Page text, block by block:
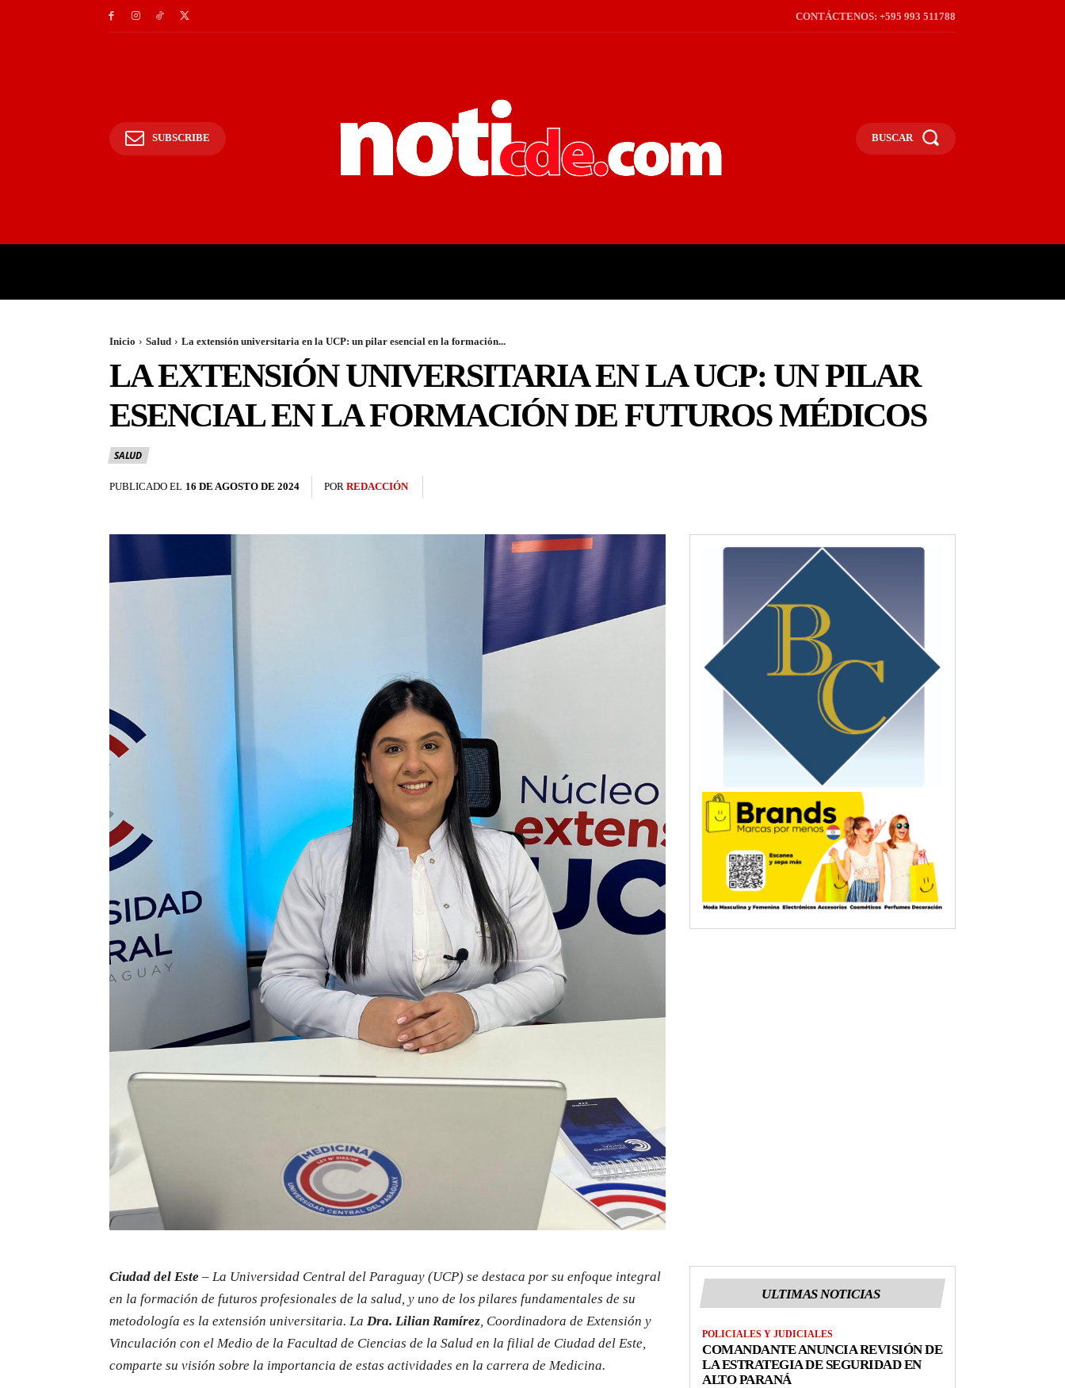
CONTÁCTENOS: +595 993 511788
SUBSCRIBE BUSCAR
Inicio Salud La extensión universitaria en la UCP: un pilar esencial en la formación...
LA EXTENSIÓN UNIVERSITARIA EN LA UCP: UN PILAR
ESENCIAL EN LA FORMACIÓN DE FUTUROS MÉDICOS
SALUD
PUBLICADO EL 16 DE AGOSTO DE 2024 POR REDACCIÓN
Ciudad del Este – La Universidad Central del Paraguay (UCP) se destaca por su enfoque integral
en la formación de futuros profesionales de la salud, y uno de los pilares fundamentales de su
metodología es la extensión universitaria. La Dra. Lilian Ramírez , Coordinadora de Extensión y
Vinculación con el Medio de la Facultad de Ciencias de la Salud en la filial de Ciudad del Este,
comparte su visión sobre la importancia de estas actividades en la carrera de Medicina.
ULTIMAS NOTICIAS
POLICIALES Y JUDICIALES
COMANDANTE ANUNCIA REVISIÓN DE
LA ESTRATEGIA DE SEGURIDAD EN
ALTO PARANÁ